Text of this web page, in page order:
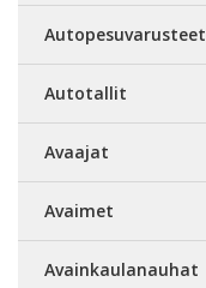
Autopesuvarusteet
Autotallit
Avaajat
Avaimet
Avainkaulanauhat